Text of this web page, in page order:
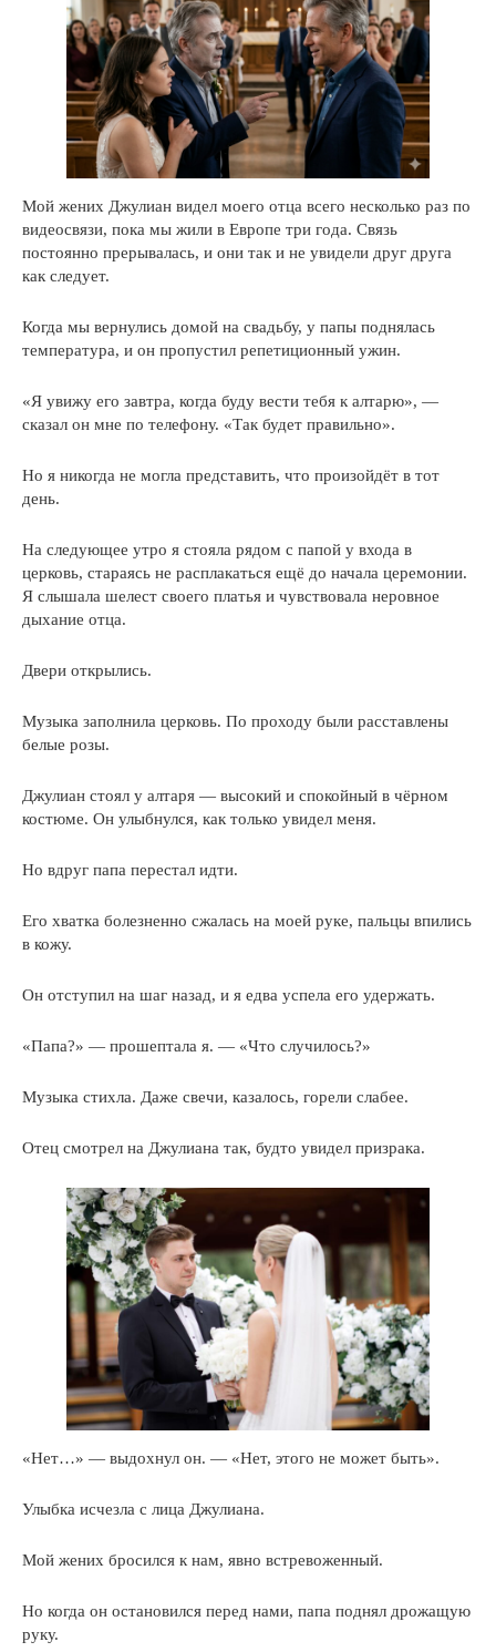
Мой жених Джулиан видел моего отца всего несколько раз по
видеосвязи, пока мы жили в Европе три года. Связь
постоянно прерывалась, и они так и не увидели друг друга
как следует.
Когда мы вернулись домой на свадьбу, у папы поднялась
температура, и он пропустил репетиционный ужин.
«Я увижу его завтра, когда буду вести тебя к алтарю», —
сказал он мне по телефону. «Так будет правильно».
Но я никогда не могла представить, что произойдёт в тот
день.
На следующее утро я стояла рядом с папой у входа в
церковь, стараясь не расплакаться ещё до начала церемонии.
Я слышала шелест своего платья и чувствовала неровное
дыхание отца.
Двери открылись.
Музыка заполнила церковь. По проходу были расставлены
белые розы.
Джулиан стоял у алтаря — высокий и спокойный в чёрном
костюме. Он улыбнулся, как только увидел меня.
Но вдруг папа перестал идти.
Его хватка болезненно сжалась на моей руке, пальцы впились
в кожу.
Он отступил на шаг назад, и я едва успела его удержать.
«Папа?» — прошептала я. — «Что случилось?»
Музыка стихла. Даже свечи, казалось, горели слабее.
Отец смотрел на Джулиана так, будто увидел призрака.
«Нет…» — выдохнул он. — «Нет, этого не может быть».
Улыбка исчезла с лица Джулиана.
Мой жених бросился к нам, явно встревоженный.
Но когда он остановился перед нами, папа поднял дрожащую
руку.